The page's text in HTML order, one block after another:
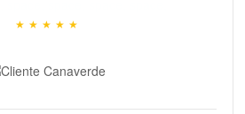
★ ★ ★ ★ ★